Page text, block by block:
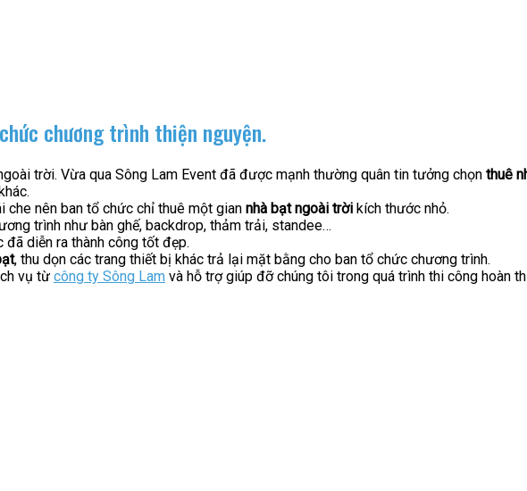
chương trình thiện nguyện.
trời. Vừa qua Sông Lam Event đã được mạnh thường quân tin tưởng chọn thuê
nên ban tổ chức chỉ thuê một gian nhà bạt ngoài trời kích thước nhỏ.
trình như bàn ghế, backdrop, thảm trải, standee…
diễn ra thành công tốt đẹp.
, thu dọn các trang thiết bị khác trả lại mặt bằng cho ban tổ chức chương trình.
vụ từ công ty Sông Lam và hỗ trợ giúp đỡ chúng tôi trong quá trình thi công hoàn